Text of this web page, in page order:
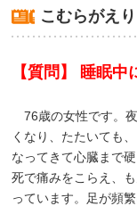
こむらがえり
【質問】 睡眠中
76歳の女性です。
くなり、たたいても
なってきて心臓まで
死で痛みをこらえ、
っています。足が頻